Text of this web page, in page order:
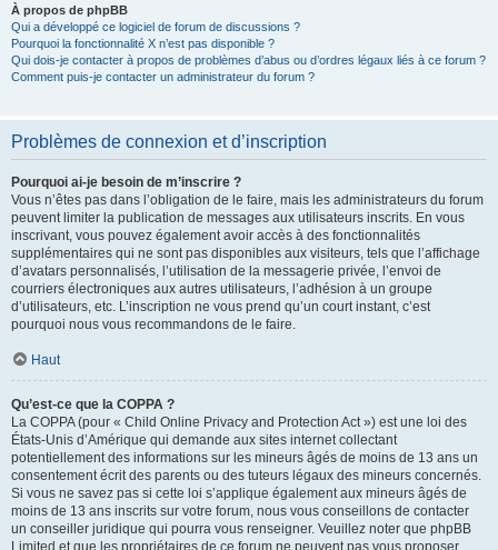
À propos de phpBB
Qui a développé ce logiciel de forum de discussions ?
Pourquoi la fonctionnalité X n’est pas disponible ?
Qui dois-je contacter à propos de problèmes d’abus ou d’ordres légaux liés à ce forum ?
Comment puis-je contacter un administrateur du forum ?
Problèmes de connexion et d’inscription
Pourquoi ai-je besoin de m’inscrire ?
Vous n’êtes pas dans l’obligation de le faire, mais les administrateurs du forum
peuvent limiter la publication de messages aux utilisateurs inscrits. En vous
inscrivant, vous pouvez également avoir accès à des fonctionnalités
supplémentaires qui ne sont pas disponibles aux visiteurs, tels que l’affichage
d’avatars personnalisés, l’utilisation de la messagerie privée, l’envoi de
courriers électroniques aux autres utilisateurs, l’adhésion à un groupe
d’utilisateurs, etc. L’inscription ne vous prend qu’un court instant, c’est
pourquoi nous vous recommandons de le faire.
Haut
Qu’est-ce que la COPPA ?
La COPPA (pour « Child Online Privacy and Protection Act ») est une loi des
États-Unis d’Amérique qui demande aux sites internet collectant
potentiellement des informations sur les mineurs âgés de moins de 13 ans un
consentement écrit des parents ou des tuteurs légaux des mineurs concernés.
Si vous ne savez pas si cette loi s’applique également aux mineurs âgés de
moins de 13 ans inscrits sur votre forum, nous vous conseillons de contacter
un conseiller juridique qui pourra vous renseigner. Veuillez noter que phpBB
Limited et que les propriétaires de ce forum ne peuvent pas vous proposer